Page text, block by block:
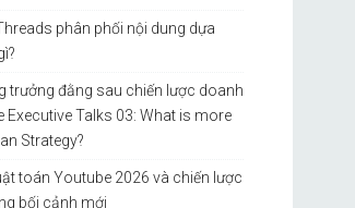
phân phối nội dung dựa
trưởng đằng sau chiến lược doanh
Executive Talks 03: What is more
Strategy?
toán Youtube 2026 và chiến lược
bối cảnh mới